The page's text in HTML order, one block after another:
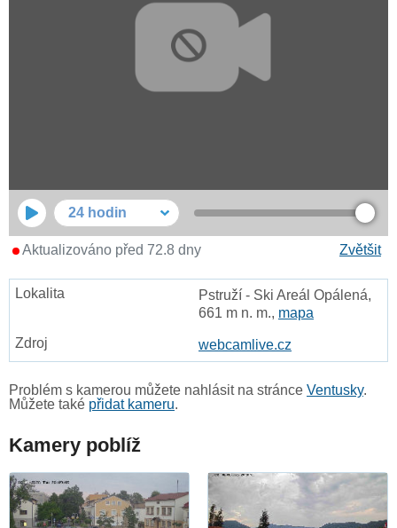
24 hodin
Zvětšit
Aktualizováno před 72.8 dny
Pstruží - Ski Areál Opálená,
661 m n. m., mapa
webcamlive.cz
Problém s kamerou můžete nahlásit na stránce Ventusky.
Můžete také přidat kameru.
Kamery poblíž